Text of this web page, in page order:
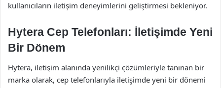
kullanıcıların iletişim deneyimlerini geliştirmesi bekleniyor.
Hytera Cep Telefonları: İletişimde Yeni
Bir Dönem
Hytera, iletişim alanında yenilikçi çözümleriyle tanınan bir
marka olarak, cep telefonlarıyla iletişimde yeni bir dönemi